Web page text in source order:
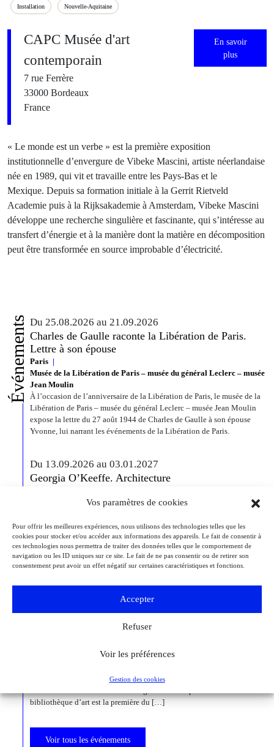
Vos paramètres de cookies
Pour offrir les meilleures expériences, nous utilisons des technologies telles que les
cookies pour stocker et/ou accéder aux informations des appareils. Le fait de consentir à
ces technologies nous permettra de traiter des données telles que le comportement de
navigation ou les ID uniques sur ce site. Le fait de ne pas consentir ou de retirer son
consentement peut avoir un effet négatif sur certaines caractéristiques et fonctions.
Accepter
Refuser
Voir les préférences
Gestion des cookies
Installation Nouvelle-Aquitaine
CAPC Musée d'art
contemporain
7 rue Ferrère
33000 Bordeaux
France
En savoir
plus
« Le monde est un verbe » est la première exposition
institutionnelle d’envergure de Vibeke Mascini, artiste néerlandaise
née en 1989, qui vit et travaille entre les Pays-Bas et le
Mexique. Depuis sa formation initiale à la Gerrit Rietveld
Academie puis à la Rijksakademie à Amsterdam, Vibeke Mascini
développe une recherche singulière et fascinante, qui s’intéresse au
transfert d’énergie et à la manière dont la matière en décomposition
peut être transformée en source improbable d’électricité.
Événements Du 25.08.2026 au 21.09.2026
Charles de Gaulle raconte la Libération de Paris.
Lettre à son épouse
Paris
Musée de la Libération de Paris – musée du général Leclerc – musée
Jean Moulin
À l’occasion de l’anniversaire de la Libération de Paris, le musée de la
Libération de Paris – musée du général Leclerc – musée Jean Moulin
expose la lettre du 27 août 1944 de Charles de Gaulle à son épouse
Yvonne, lui narrant les événements de la Libération de Paris.
Du 13.09.2026 au 03.01.2027
Georgia O’Keeffe. Architecture
« Georgia O’Keeffe. Architecture » est une exposition novatrice qui
1920 et 1960. Pionnière de l’art moderne, O’Keeffe a célébré la beauté
et la complexité des environnements bâtis qu’elle a habités à travers
ces œuvres remarquables. Tout au long de sa longue carrière, l’artiste a
puisé son inspiration dans […]
Du 27.11.2026 au 04.04.2027
Bizarre ! L’histoire de l’art du mot le plus fou du
réalités qui remettent radicalement en question l’ordre du monde. Des
comportements à faire dresser les cheveux sur la tête, mais aussi : des
bibliothèque d’art est la première du […]
Voir tous les événements